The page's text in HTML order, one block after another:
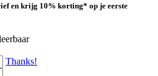
en krijg 10% korting* op je eerste
Thanks!